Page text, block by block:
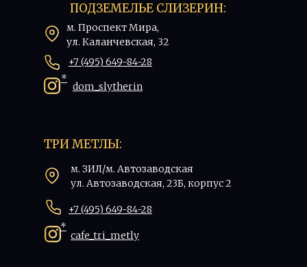
ПОДЗЕМЕЛЬЕ СЛИЗЕРИН:
м. Проспект Мира,
ул. Каланчевская, 32
ТРИ МЕТЛЫ:
м. ЗИЛ/м. Автозаводская
ул. Автозаводская, 23Б, корпус 2
*
*
cafe_tri_metly
dom_slytherin
+7 (495) 649-84-28
+7 (495) 649-84-28